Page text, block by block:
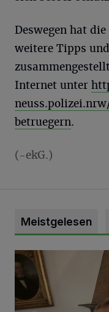
Deswegen hat
weitere Tipps
Internet unter
betruegern.
(-ekG.)
Meistgelesen
„Loss dir nix jefalle“